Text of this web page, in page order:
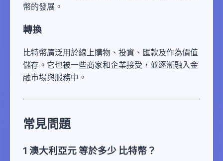
幣的發展。
轉換
比特幣廣泛用於線上購物、投資、匯款及作為價值
儲存。它也被一些商家和企業接受，並逐漸融入金
融市場與服務中。
常見問題
1 澳大利亞元 等於多少 比特幣？